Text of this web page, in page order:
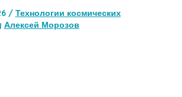
/ Технологии космических
Алексей Морозов